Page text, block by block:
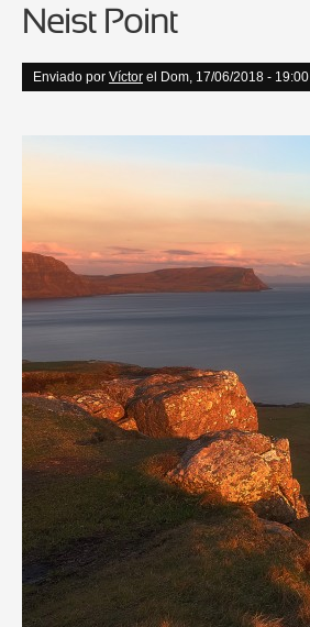
Neist Point
Enviado por Víctor el Dom, 17/06/2018 - 19:00